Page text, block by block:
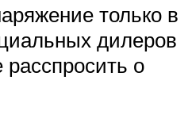
только в
дилеров
расспросить о